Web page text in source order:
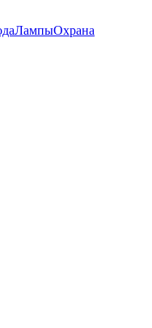
ЛампыОхрана